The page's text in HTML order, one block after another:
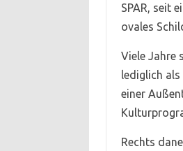
SPAR, seit
ovales
Viele Jahre
lediglich als
einer
Rechts